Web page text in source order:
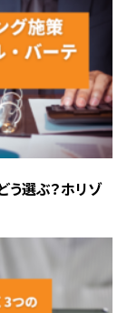
選ぶ？ホリゾ